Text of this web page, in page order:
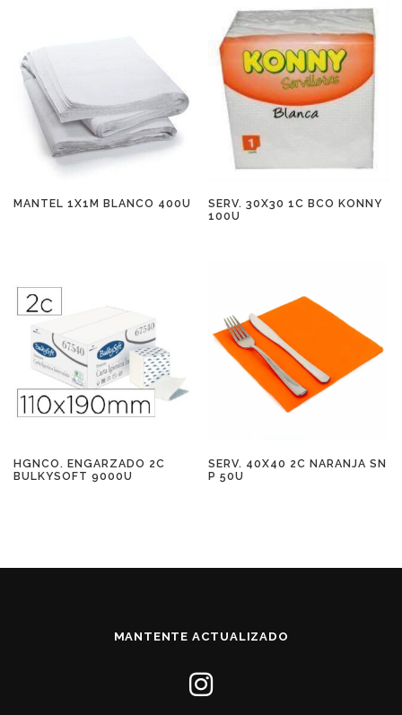
MANTEL 1X1M BLANCO 400U
SERV. 30X30 1C BCO KONNY
100U
HGNCO. ENGARZADO 2C
BULKYSOFT 9000U
SERV. 40X40 2C NARANJA SN
P 50U
MANTENTE ACTUALIZADO